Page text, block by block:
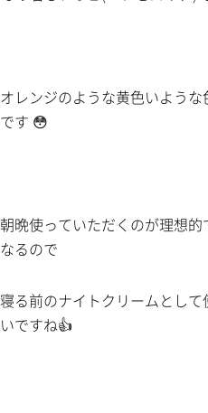
オレンジのような黄色いよう
です 😳
朝晩使っていただくのが理想的
なるので
寝る前のナイトクリームとし
いですね👍